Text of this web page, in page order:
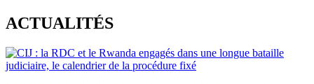
Skip
to
content
ACTUALITÉS